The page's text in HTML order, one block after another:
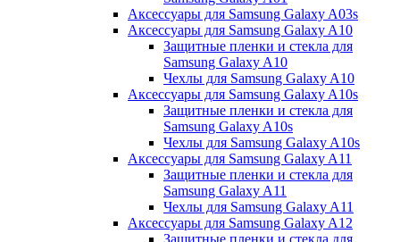
Аксессуары для Samsung Galaxy A03s
Аксессуары для Samsung Galaxy A10
Защитные пленки и стекла для
Samsung Galaxy A10
Чехлы для Samsung Galaxy A10
Аксессуары для Samsung Galaxy A10s
Защитные пленки и стекла для
Samsung Galaxy A10s
Чехлы для Samsung Galaxy A10s
Аксессуары для Samsung Galaxy A11
Защитные пленки и стекла для
Samsung Galaxy A11
Чехлы для Samsung Galaxy A11
Аксессуары для Samsung Galaxy A12
Защитные пленки и стекла для